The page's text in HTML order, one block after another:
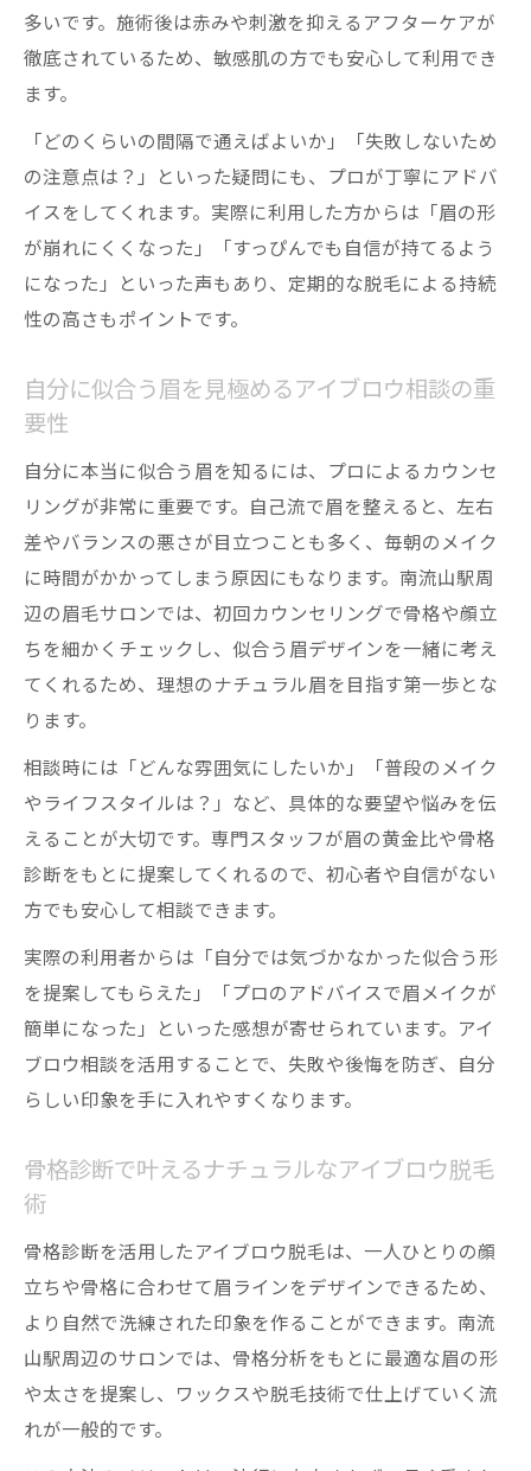
サロン選びで知りたいポイントとは
カウンセリング充実の眉毛サロン見極め方
脱毛料金や予約の取りやすさを比較する方
法
項目
アイブロウワックスで第一印象が変わる理
由
骨格に合う眉脱毛で清潔感を演出するポイ
ント
ナチュラルなアイブロウがもたらす印象の
違い
脱毛を活かした自分らしい眉デザインの工
好印象を得るための眉毛ケアとアイブロウ
活用術
多いです。施術後は赤みや刺激を抑えるアフターケアが
徹底されているため、敏感肌の方でも安心して利用でき
ます。
「どのくらいの間隔で通えばよいか」「失敗しないため
の注意点は？」といった疑問にも、プロが丁寧にアドバ
イスをしてくれます。実際に利用した方からは「眉の形
が崩れにくくなった」「すっぴんでも自信が持てるよう
になった」といった声もあり、定期的な脱毛による持続
性の高さもポイントです。
自分に似合う眉を見極めるアイブロウ相談の重
要性
自分に本当に似合う眉を知るには、プロによるカウンセ
リングが非常に重要です。自己流で眉を整えると、左右
差やバランスの悪さが目立つことも多く、毎朝のメイク
に時間がかかってしまう原因にもなります。南流山駅周
辺の眉毛サロンでは、初回カウンセリングで骨格や顔立
ちを細かくチェックし、似合う眉デザインを一緒に考え
てくれるため、理想のナチュラル眉を目指す第一歩とな
ります。
相談時には「どんな雰囲気にしたいか」「普段のメイク
やライフスタイルは？」など、具体的な要望や悩みを伝
えることが大切です。専門スタッフが眉の黄金比や骨格
診断をもとに提案してくれるので、初心者や自信がない
方でも安心して相談できます。
実際の利用者からは「自分では気づかなかった似合う形
を提案してもらえた」「プロのアドバイスで眉メイクが
簡単になった」といった感想が寄せられています。アイ
ブロウ相談を活用することで、失敗や後悔を防ぎ、自分
らしい印象を手に入れやすくなります。
骨格診断で叶えるナチュラルなアイブロウ脱毛
術
骨格診断を活用したアイブロウ脱毛は、一人ひとりの顔
立ちや骨格に合わせて眉ラインをデザインできるため、
より自然で洗練された印象を作ることができます。南流
山駅周辺のサロンでは、骨格分析をもとに最適な眉の形
や太さを提案し、ワックスや脱毛技術で仕上げていく流
れが一般的です。